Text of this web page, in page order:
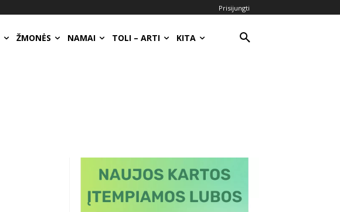
Prisijungti
ŽMONĖS NAMAI TOLI – ARTI KITA